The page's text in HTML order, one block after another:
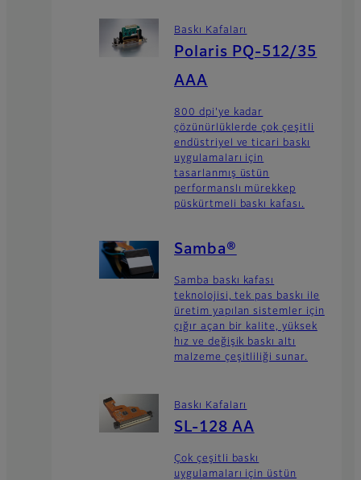
Baskı Kafaları
Polaris PQ-512/35
AAA
800 dpi'ye kadar
çözünürlüklerde çok çeşitli
endüstriyel ve ticari baskı
uygulamaları için
tasarlanmış üstün
performanslı mürekkep
püskürtmeli baskı kafası.
Samba®
Samba baskı kafası
teknolojisi, tek pas baskı ile
üretim yapılan sistemler için
çığır açan bir kalite, yüksek
hız ve değişik baskı altı
malzeme çeşitliliği sunar.
Baskı Kafaları
SL-128 AA
Çok çeşitli baskı
uygulamaları için üstün